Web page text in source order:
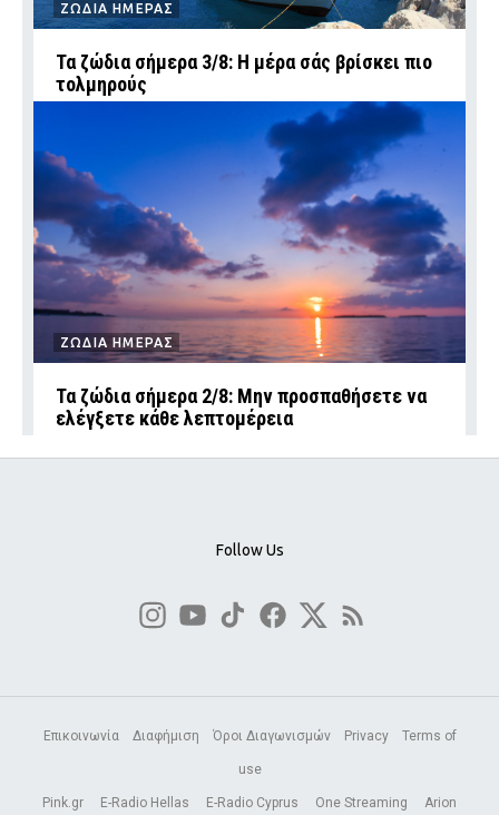
ΖΩΔΙΑ ΗΜΕΡΑΣ
Τα ζώδια σήμερα 3/8: Η μέρα σάς βρίσκει πιο
τολμηρούς
ΖΩΔΙΑ ΗΜΕΡΑΣ
Τα ζώδια σήμερα 2/8: Μην προσπαθήσετε να
ελέγξετε κάθε λεπτομέρεια
Follow Us
Επικοινωνία Διαφήμιση Όροι Διαγωνισμών Privacy Terms of
use
Pink.gr E-Radio Hellas E-Radio Cyprus One Streaming Arion